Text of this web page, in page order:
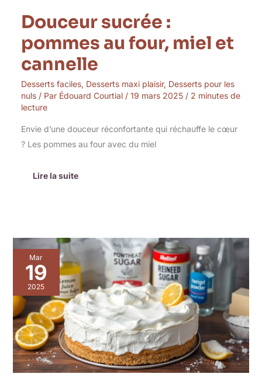
Douceur sucrée :
pommes au four, miel et
cannelle
Desserts faciles, Desserts maxi plaisir, Desserts pour les
nuls/ Par Édouard Courtial / 19 mars 2025 / 2 minutes de
lecture
Envie d’une douceur réconfortante qui réchauffe le cœur
? Les pommes au four avec du miel
Lire la suite
Mar
19
2025
Tarte
au
citron
meringuée,
l’alliance
parfaite
d’acidité
et
de
douceur